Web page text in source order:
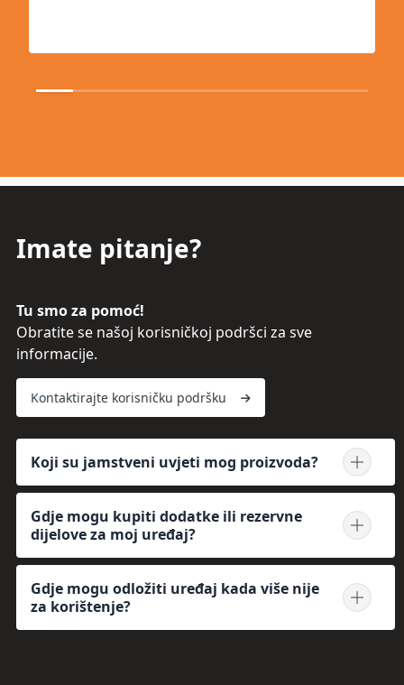
Imate pitanje?
Tu smo za pomoć!
Obratite se našoj korisničkoj podršci za sve
informacije.
Kontaktirajte korisničku podršku
Koji su jamstveni uvjeti mog proizvoda?
Gdje mogu kupiti dodatke ili rezervne
dijelove za moj uređaj?
Gdje mogu odložiti uređaj kada više nije
za korištenje?